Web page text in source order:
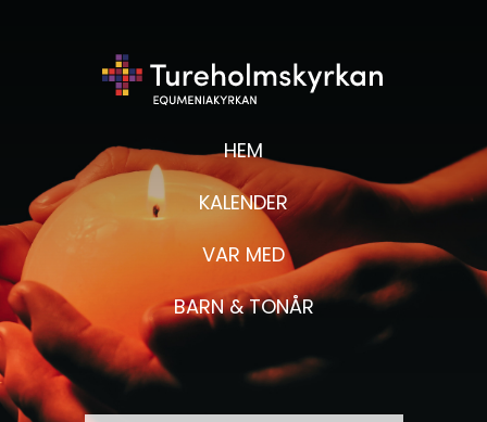
HEM
KALENDER
VAR MED
BARN & TONÅR